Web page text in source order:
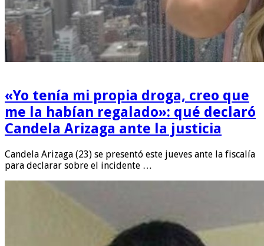
«Yo tenía mi propia droga, creo que
me la habían regalado»: qué declaró
Candela Arizaga ante la justicia
Candela Arizaga (23) se presentó este jueves ante la fiscalía
para declarar sobre el incidente …